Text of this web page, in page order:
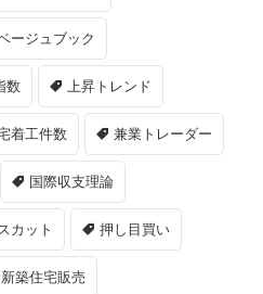
ージュブック
数 上昇トレンド
着工件数 兼業トレーダー
国際収支理論
カット 押し目買い
新築住宅販売